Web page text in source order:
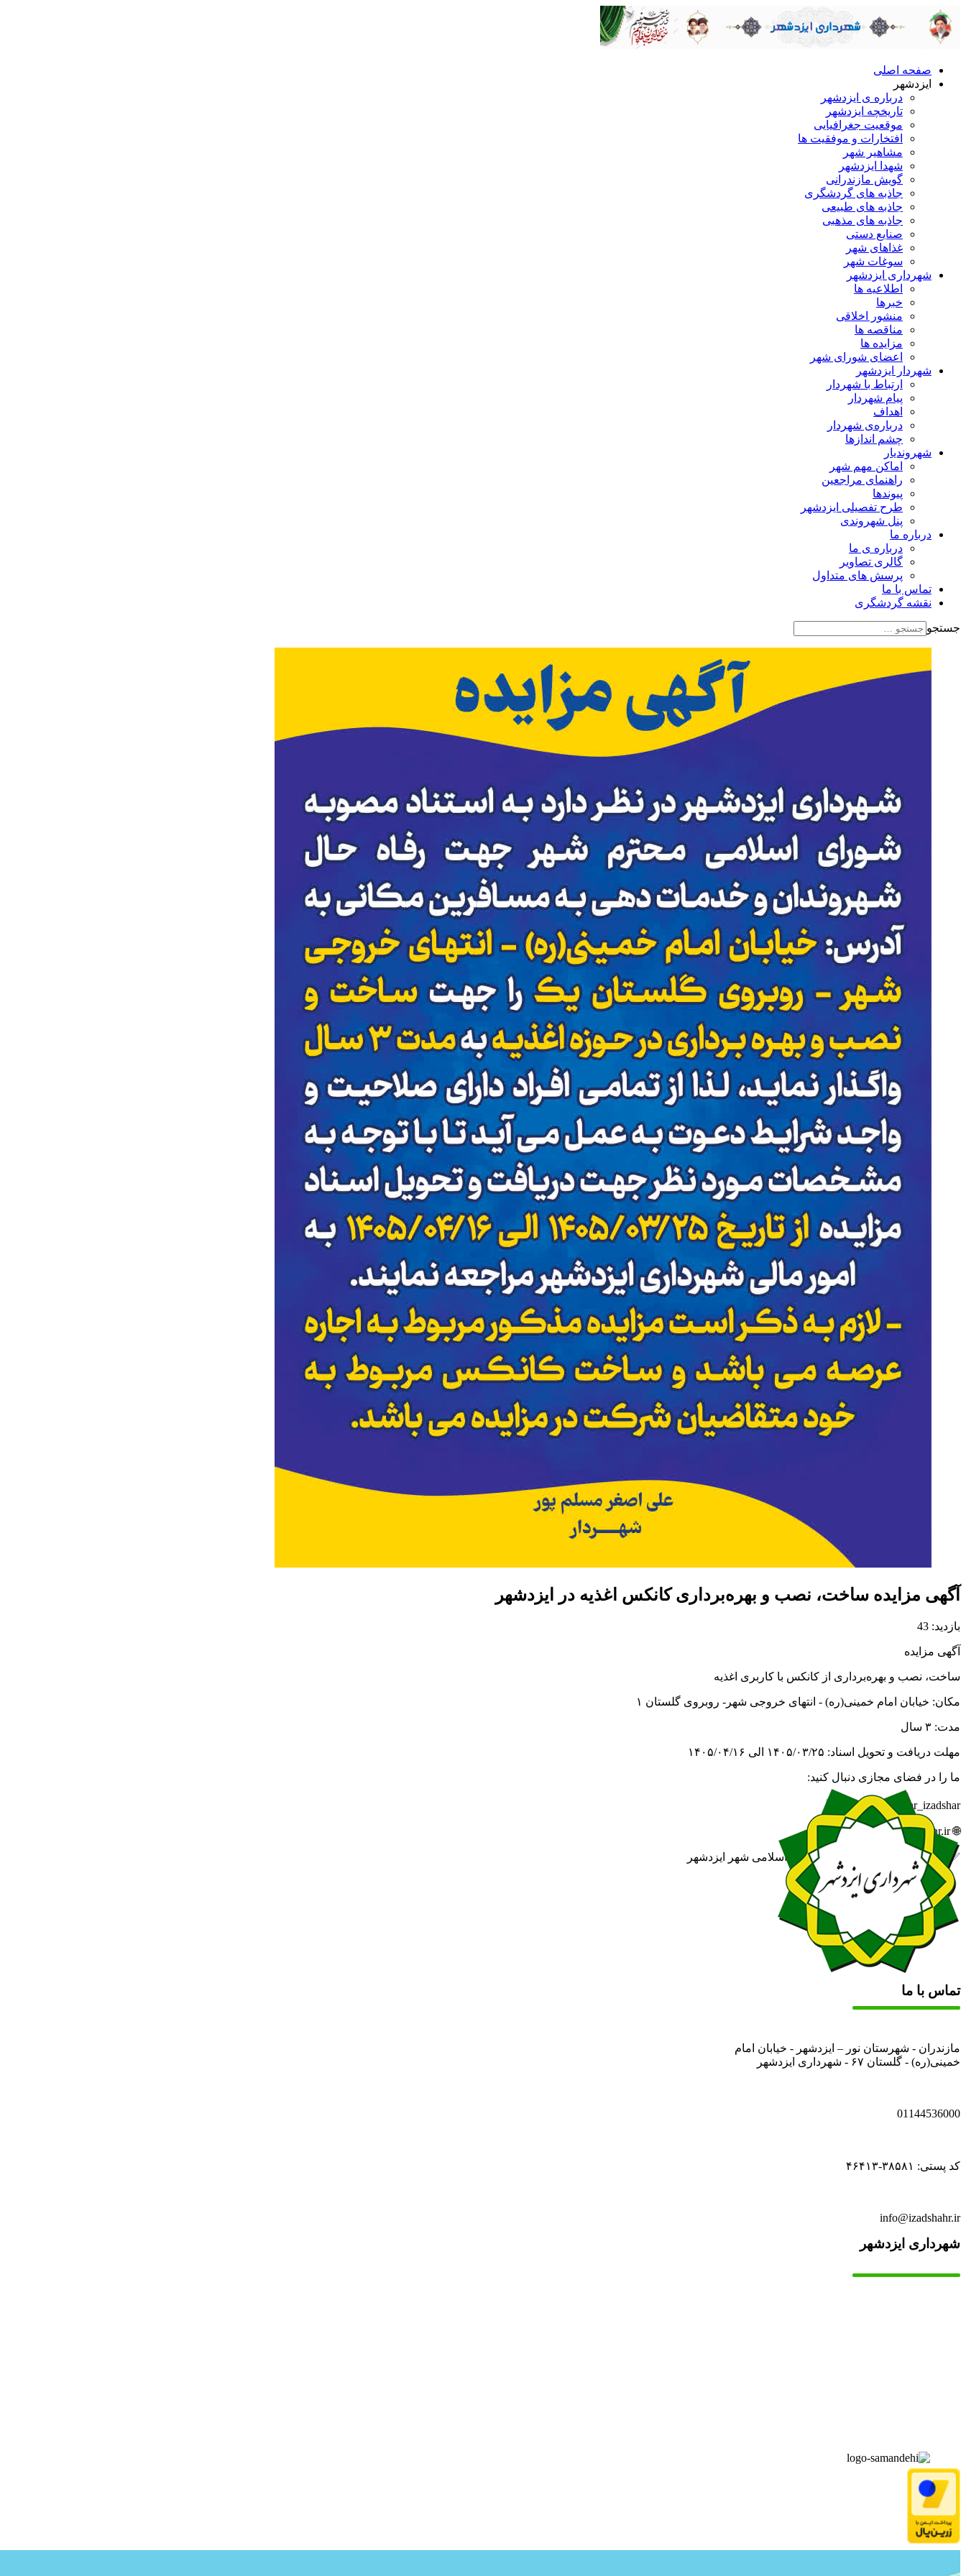
صفحه اصلی
ایزدشهر
درباره ی ایزدشهر
تاریخچه ایزدشهر
موقعیت جغرافیایی
افتخارات و موفقیت ها
مشاهیر شهر
شهدا ایزدشهر
گویش مازندرانی
جاذبه های گردشگری
جاذبه های طبیعی
جاذبه های مذهبی
صنایع دستی
غذاهای شهر
سوغات شهر
شهرداری ایزدشهر
اطلاعیه ها
خبرها
منشور اخلاقی
مناقصه ها
مزایده ها
اعضای شورای شهر
شهردار ایزدشهر
ارتباط با شهردار
پیام شهردار
اهداف
درباره‌ی شهردار
چشم اندازها
شهروندیار
اماکن مهم شهر
راهنمای مراجعین
پیوند‌ها
طرح تفصیلی ایزدشهر
پنل شهروندی
درباره ما
درباره ی ما
گالری تصاویر
پرسش های متداول
تماس با ما
نقشه گردشگری
جستجو
آگهی مزایده ساخت، نصب و بهره‌برداری کانکس اغذیه در ایزدشهر
بازدید: 43
آگهی مزایده
ساخت، نصب و بهره‌برداری از کانکس‌ با کاربری اغذیه
مکان‌: خیابان امام خمینی(ره) - انتهای خروجی شهر- روبروی گلستان ۱
مدت: ۳ سال
مهلت دریافت و تحویل اسناد: ۱۴۰۵/۰۳/۲۵ الی ۱۴۰۵/۰۴/۱۶
ما را در فضای مجازی دنبال کنید:
🆔 eitaa.com/khabar_izadshar
🌐 izadshahr.ir
✅ روابط عمومی شهرداری و شورای اسلامی شهر ایزدشهر
تماس با ما
مازندران - شهرستان نور – ایزدشهر - خیابان امام
خمینی(ره) - گلستان ۶۷ - شهرداری ایزدشهر
01144536000
کد پستی: ۳۸۵۸۱-۴۶۴۱۳
info@izadshahr.ir
شهرداری ایزدشهر